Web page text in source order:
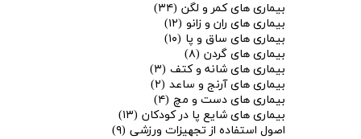
بیماری های کمر و لگن (۳۴)
بیماری های ران و زانو (۱۲)
بیماری های ساق و پا (۱۰)
بیماری های گردن (۸)
بیماری های شانه و کتف (۳)
بیماری های آرنج و ساعد (۲)
بیماری های دست و مچ (۴)
بیماری های شایع پا در کودکان (۱۳)
اصول استفاده از تجهیزات ورزشی (۹)